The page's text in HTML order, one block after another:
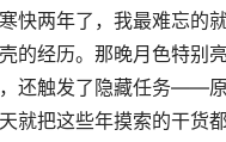
快两年了，我最难忘的
的经历。那晚月色特别
还触发了隐藏任务——
就把这些年摸索的干货